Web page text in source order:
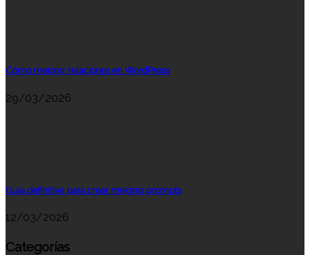
Cómo mejorar relaciones en WordPress
29/03/2026
Guía definitiva para crear mejores prompts
12/03/2026
Categorías